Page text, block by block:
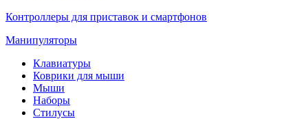
Контроллеры для приставок и смартфонов
Манипуляторы
Клавиатуры
Коврики для мыши
Мыши
Наборы
Стилусы